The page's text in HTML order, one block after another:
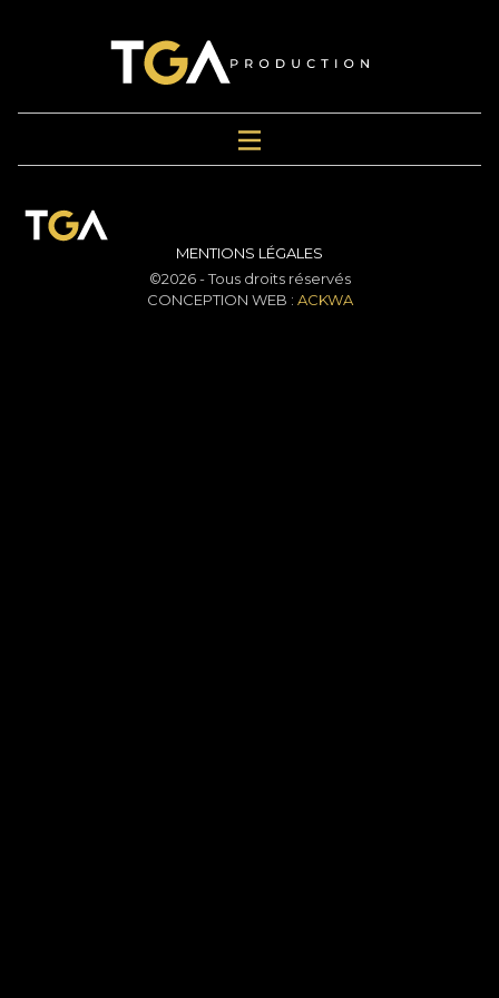
MENTIONS LÉGALES
©2026 - Tous droits réservés
CONCEPTION WEB : ACKWA